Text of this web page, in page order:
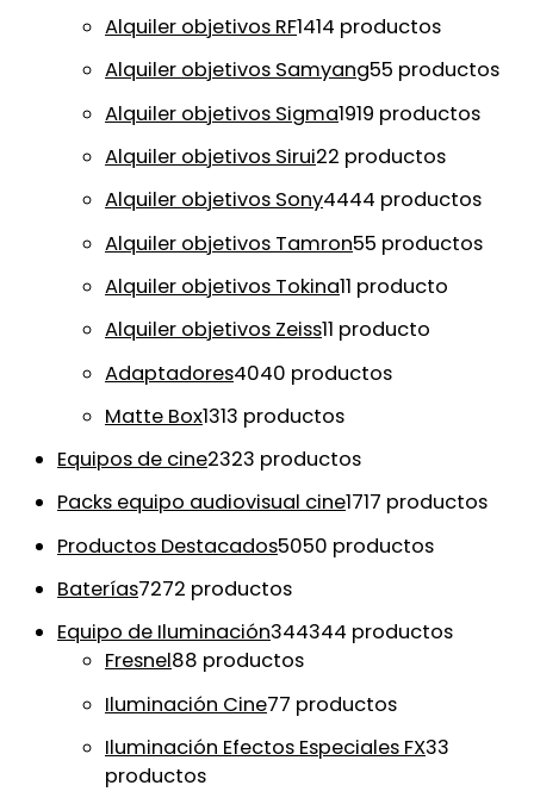
Alquiler objetivos RF1414 productos
Alquiler objetivos Samyang55 productos
Alquiler objetivos Sigma1919 productos
Alquiler objetivos Sirui22 productos
Alquiler objetivos Sony4444 productos
Alquiler objetivos Tamron55 productos
Alquiler objetivos Tokina11 producto
Alquiler objetivos Zeiss11 producto
Adaptadores4040 productos
Matte Box1313 productos
Equipos de cine2323 productos
Packs equipo audiovisual cine1717 productos
Productos Destacados5050 productos
Baterías7272 productos
Equipo de Iluminación344344 productos
Fresnel88 productos
Iluminación Cine77 productos
Iluminación Efectos Especiales FX33
productos